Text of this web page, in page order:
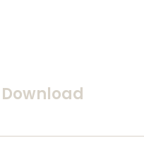
Download